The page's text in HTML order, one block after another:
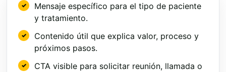
Mensaje específico para el tipo de paciente
y tratamiento.
Contenido útil que explica valor, proceso y
próximos pasos.
CTA visible para solicitar reunión, llamada o